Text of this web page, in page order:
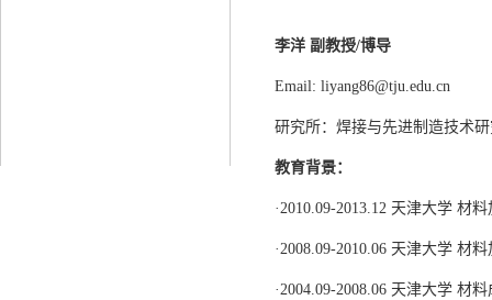
李洋 副教授/博导
Email: liyang86@tju.edu.cn
研究所：焊接与先进制造技术
教育背景：
·2010.09-2013.12 天津大学 材
·2008.09-2010.06 天津大学 材
·2004.09-2008.06 天津大学 材